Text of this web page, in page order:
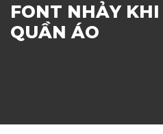
FONT NHẢY
QUẦN ÁO
GỌI